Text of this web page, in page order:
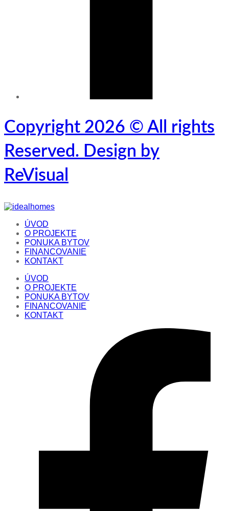
Copyright 2026 © All rights
Reserved. Design by
ReVisual
ÚVOD
O PROJEKTE
PONUKA BYTOV
FINANCOVANIE
KONTAKT
ÚVOD
O PROJEKTE
PONUKA BYTOV
FINANCOVANIE
KONTAKT